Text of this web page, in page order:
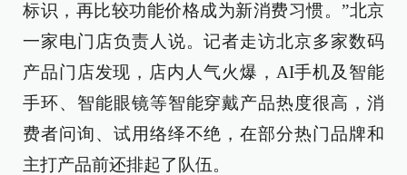
标识，再比较功能价格成为新消费习惯。”北京
一家电门店负责人说。记者走访北京多家数码
产品门店发现，店内人气火爆，AI手机及智能
手环、智能眼镜等智能穿戴产品热度很高，消
费者问询、试用络绎不绝，在部分热门品牌和
主打产品前还排起了队伍。